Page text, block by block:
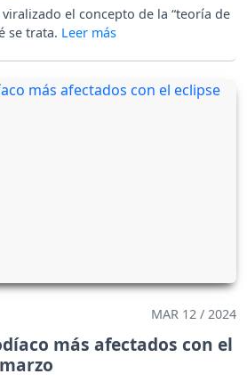
el concepto de la “teoría de
se trata.
MAR 12 / 2024
más afectados con el